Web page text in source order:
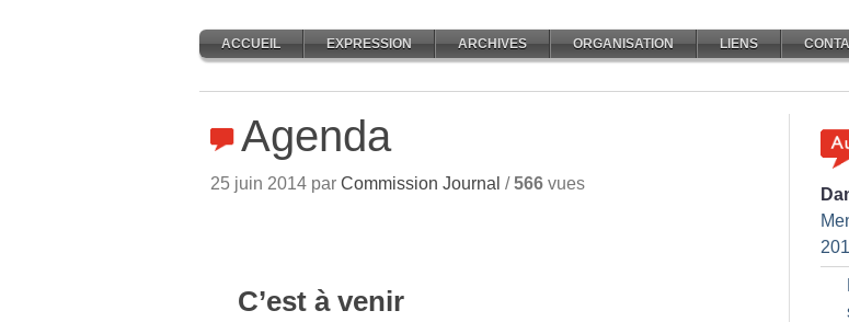
ACCUEIL EXPRESSION ARCHIVES ORGANISATION LIENS
Agenda
25 juin 2014 par Commission Journal /566 vues
C’est à venir